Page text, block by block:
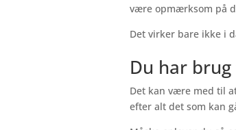
være opmærksom på
Det virker bare ikke i
Du har
Det kan være med til
efter alt det som kan